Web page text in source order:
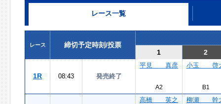
レース一覧
レース
締切予定時刻/投票
1
2
1R 08:43 発売終了
平見 真彦
A2
小玉 啓
B1
高橋 英之 柳瀬 幹